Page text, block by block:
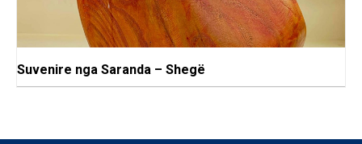
Suvenire nga Saranda – Shegë